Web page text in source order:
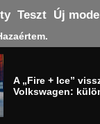
Teszt Új modell
A „Fire + Ice”
Volkswagen: